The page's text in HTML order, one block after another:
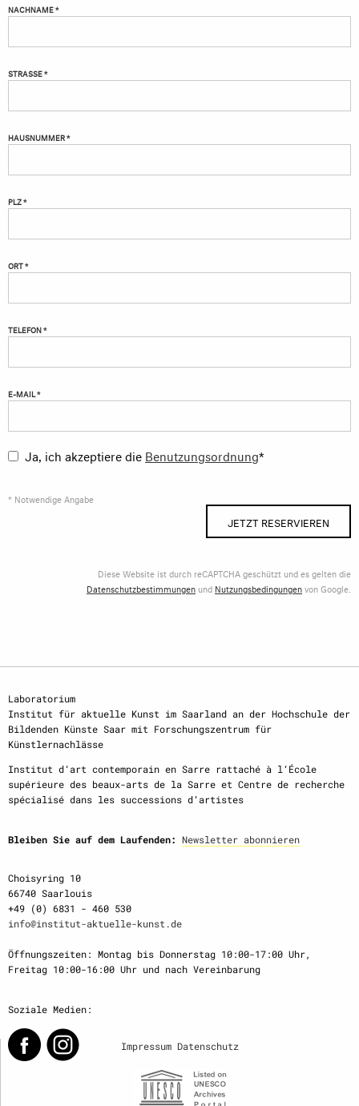
NACHNAME *
STRASSE *
HAUSNUMMER *
PLZ *
ORT *
TELEFON *
E-MAIL *
Ja, ich akzeptiere die Benutzungsordnung*
* Notwendige Angabe
JETZT RESERVIEREN
Diese Website ist durch reCAPTCHA geschützt und es gelten die
Datenschutzbestimmungen und Nutzungsbedingungenvon Google.
Laboratorium
Institut für aktuelle Kunst im Saarland an der Hochschule der
Bildenden Künste Saar mit Forschungszentrum für
Künstlernachlässe
Institut d‘art contemporain en Sarre rattaché à l‘École
supérieure des beaux-arts de la Sarre et Centre de recherche
spécialisé dans les successions d‘artistes
Bleiben Sie auf dem Laufenden: Newsletter abonnieren
Choisyring 10
66740 Saarlouis
+49 (0) 6831 - 460 530
info@institut-aktuelle-kunst.de
Öffnungszeiten: Montag bis Donnerstag 10:00-17:00 Uhr,
Freitag 10:00-16:00 Uhr und nach Vereinbarung
Soziale Medien:
Impressum Datenschutz